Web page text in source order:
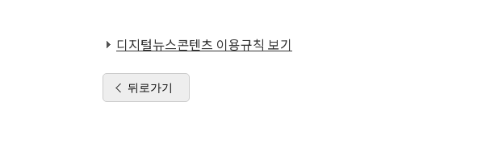
디지털뉴스콘텐츠 이용규칙 보기
뒤로가기